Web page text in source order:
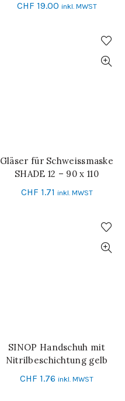
CHF 19.00 inkl. MWST
IN DEN WARENKORB
Gläser für Schweissmaske
SHADE 12 – 90 x 110
CHF 1.71 inkl. MWST
IN DEN WARENKORB
SINOP Handschuh mit
Nitrilbeschichtung gelb
Grösse 10
CHF 1.76 inkl. MWST